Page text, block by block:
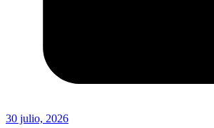
30 julio, 2026